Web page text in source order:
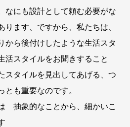
なにも設計として頼む必要がな
ります、ですから、私たちは、
から後付けしたような生活スタ
活スタイルをお聞きすること
スタイルを見出してあげる、つ
とも重要なのです。
抽象的なことから、細かいこ